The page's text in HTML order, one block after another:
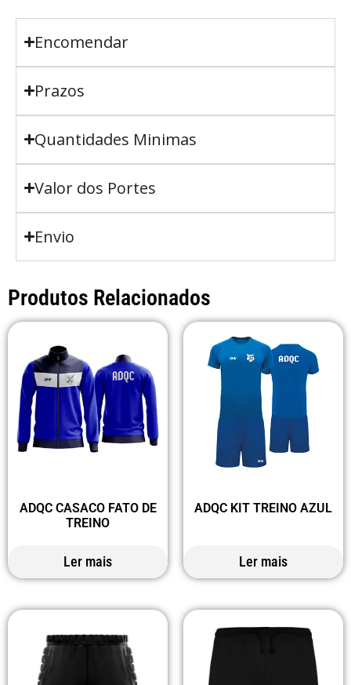
Encomendar
Prazos
Quantidades Minimas
Valor dos Portes
Envio
Produtos Relacionados
ADQC CASACO FATO DE
TREINO
Ler mais
ADQC KIT TREINO AZUL
Ler mais